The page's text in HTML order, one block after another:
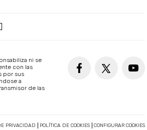
ni se
con las
por sus
a
de las
PRIVACIDAD POLÍTICA DE COOKIES CONFIGURAR COOKIES